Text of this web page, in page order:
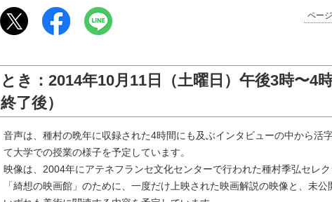
ペー
とき：2014年10月11日（土曜日）午後3時〜4
終了後）
音声は、種村の晩年に収録された4時間にも及ぶインタビューの中から活
て大学での授業の様子を予定しています。
映像は、2004年にアテネフランセ文化センターで行われた種村季弘セレ
「綺想の映画館」のために、一度だけ上映された映画解説の映像と、未公